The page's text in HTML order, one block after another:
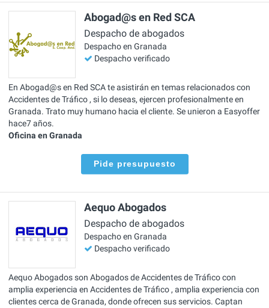
Abogad@s en Red SCA
Despacho de abogados
Despacho en Granada
Despacho verificado
En Abogad@s en Red SCA te asistirán en temas relacionados con
Accidentes de Tráfico , si lo deseas, ejercen profesionalmente en
Granada. Trato muy humano hacia el cliente. Se unieron a Easyoffer
hace7 años.
Oficina en Granada
Pide presupuesto
Aequo Abogados
Despacho de abogados
Despacho en Granada
Despacho verificado
Aequo Abogados son Abogados de Accidentes de Tráfico con
amplia experiencia en Accidentes de Tráfico , amplia experiencia con
clientes cerca de Granada, donde ofrecen sus servicios. Captan